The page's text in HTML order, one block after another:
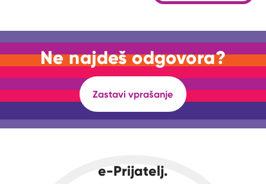
Ne najdeš odgovora?
Zastavi vprašanje
e-Prijatelj.